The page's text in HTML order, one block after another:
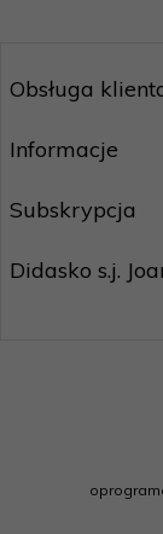
Obsługa
Informacje
Subskrypcja
Didasko s.j.